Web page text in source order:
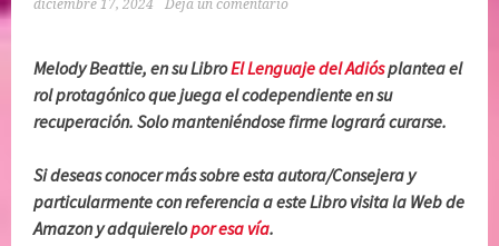
diciembre 17, 2024 Deja un comentario
Melody Beattie, en su LibroEl Lenguaje del Adiósplantea el
rol protagónico que juega el codependiente en su
recuperación. Solo manteniéndose firme logrará curarse.
Si deseas conocer más sobre esta autora/Consejera y
particularmente con referencia a este Libro visita la Web de
Amazon y adquierelopor esa vía.